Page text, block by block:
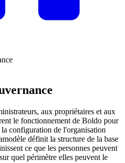
aux propriétaires et aux
le fonctionnement de Boldo pour
configuration de l'organisation
définit la structure de la base
ce que les personnes peuvent
quel périmètre elles peuvent le